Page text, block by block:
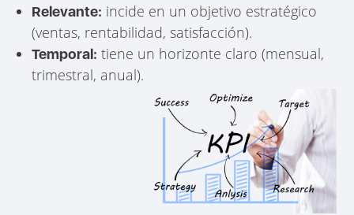
Relevante: incide en un objetivo estratégico
(ventas, rentabilidad, satisfacción).
Temporal: tiene un horizonte claro (mensual,
trimestral, anual).